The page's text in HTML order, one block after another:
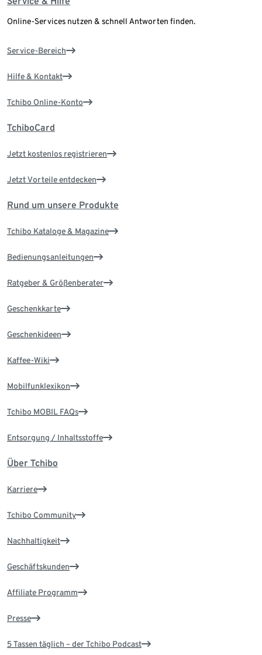
Online-Services nutzen & schnell Antworten finden.
Service-Bereich
Hilfe & Kontakt
Tchibo Online-Konto
TchiboCard
Jetzt kostenlos registrieren
Jetzt Vorteile entdecken
Rund um unsere Produkte
Tchibo Kataloge & Magazine
Bedienungsanleitungen
Ratgeber & Größenberater
Geschenkkarte
Geschenkideen
Kaffee-Wiki
Mobilfunklexikon
Tchibo MOBIL FAQs
Entsorgung / Inhaltsstoffe
Über Tchibo
Karriere
Tchibo Community
Nachhaltigkeit
Geschäftskunden
Affiliate Programm
Presse
5 Tassen täglich – der Tchibo Podcast